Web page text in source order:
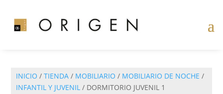
INICIO /TIENDA / MOBILIARIO / MOBILIARIO DE NOCHE /
INFANTIL Y JUVENIL / DORMITORIO JUVENIL 1